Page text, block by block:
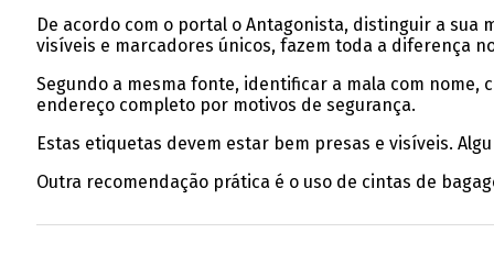
De acordo com o portal o Antagonista, distinguir a sua
visíveis e marcadores únicos, fazem toda a diferença
Segundo a mesma fonte, identificar a mala com nome,
endereço completo por motivos de segurança.
Estas etiquetas devem estar bem presas e visíveis.
Outra recomendação prática é o uso de cintas de